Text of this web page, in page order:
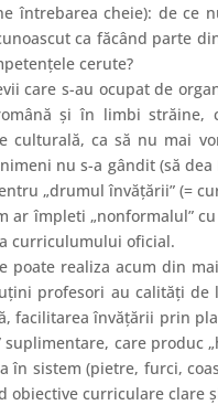
întrebarea cheie): de
ca făcând parte
cerute?
care s-au ocupat de
şi în limbi străine,
culturală, ca să nu mai
nu s-a gândit (să
„drumul învăţării” (=
ar împleti „nonformalul”
curriculumului oficial.
poate realiza acum din
profesori au calităţi
facilitarea învăţării prin
suplimentare, care produc
în sistem (pietre, furci,
obiective curriculare